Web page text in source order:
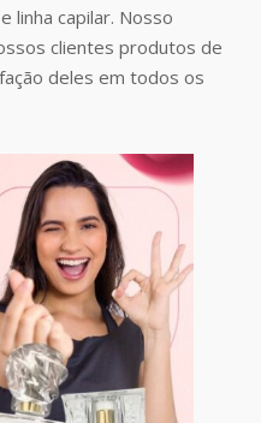
linha capilar. Nosso
clientes produtos de
deles em todos os